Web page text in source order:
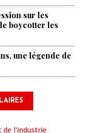
sur les
boycotter les
une légende de